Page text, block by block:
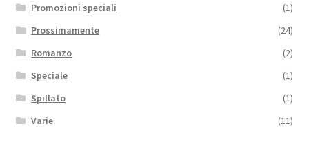
Promozioni speciali
(1)
Prossimamente
(24)
Romanzo
(2)
Speciale
(1)
Spillato
(1)
Varie
(11)